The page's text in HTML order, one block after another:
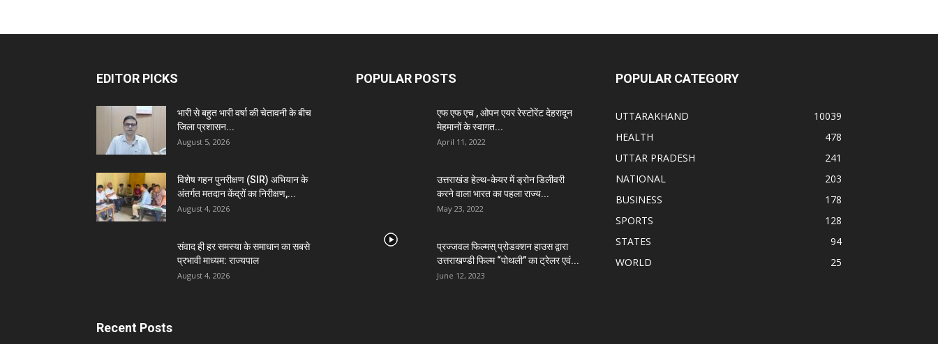
EDITOR PICKS
भारी से बहुत भारी वर्षा की चेतावनी के बीच
जिला प्रशासन...
August 5, 2026
विशेष गहन पुनरीक्षण (SIR) अभियान के
अंतर्गत मतदान केंद्रों का निरीक्षण,...
August 4, 2026
संवाद ही हर समस्या के समाधान का सबसे
प्रभावी माध्यम: राज्यपाल
August 4, 2026
Recent Posts
POPULAR POSTS
एफ एफ एच , ओपन एयर रेस्टोरेंट देहरादून
मेहमानों के स्वागत...
April 11, 2022
उत्तराखंड हेल्थ-केयर में ड्रोन डिलीवरी
करने वाला भारत का पहला राज्य...
May 23, 2022
प्रज्जवल फिल्मस् प्रोडक्शन हाउस द्वारा
उत्तराखण्डी फिल्म “पोथली” का ट्रेलर एवं...
June 12, 2023
POPULAR CATEGORY
UTTARAKHAND
10039
HEALTH
478
UTTAR PRADESH
241
NATIONAL
203
BUSINESS
178
SPORTS
128
STATES
94
WORLD
25